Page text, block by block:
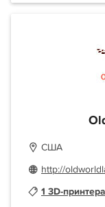
США
http://
1 3D-принтера